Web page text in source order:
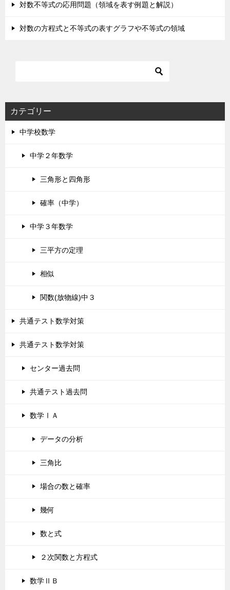
対数不等式の応用問題（領域を表す例題と解説）
対数の方程式と不等式の表すグラフや不等式の領域
カテゴリー
中学校数学
中学２年数学
三角形と四角形
確率（中学）
中学３年数学
三平方の定理
相似
関数(放物線)中３
共通テスト数学対策
共通テスト数学対策
センター過去問
共通テスト過去問
数学ⅠＡ
データの分析
三角比
場合の数と確率
幾何
数と式
２次関数と方程式
数学ⅡＢ